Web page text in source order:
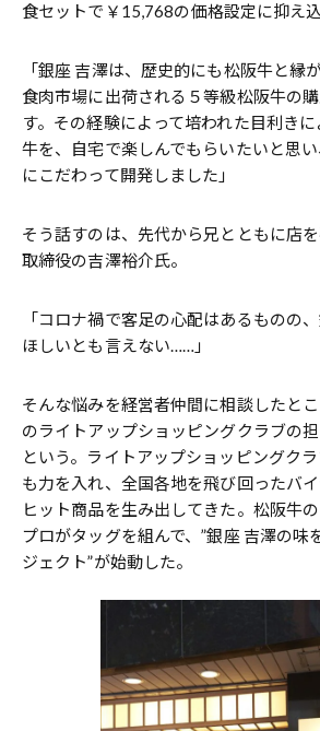
食セットで￥15,768の価格設定に抑え込
「銀座 吉澤は、歴史的にも松阪牛と縁
食肉市場に出荷される５等級松阪牛の
す。その経験によって培われた目利き
牛を、自宅で楽しんでもらいたいと思
にこだわって開発しました」
そう話すのは、先代から兄とともに店
取締役の吉澤裕介氏。
「コロナ禍で客足の心配はあるものの
ほしいとも言えない……」
そんな悩みを経営者仲間に相談したと
のライトアップショッピングクラブの
という。ライトアップショッピングク
も力を入れ、全国各地を飛び回ったバ
ヒット商品を生み出してきた。松阪牛
プロがタッグを組んで、”銀座 吉澤の味
ジェクト”が始動した。